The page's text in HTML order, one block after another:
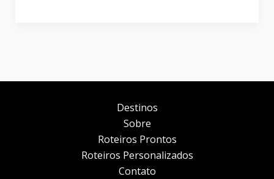
Destinos
Sobre
Roteiros Prontos
Roteiros Personalizados
Contato